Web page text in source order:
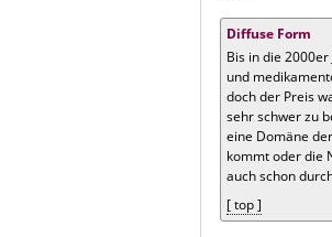
Diffuse Form
Bis in die
und
doch der Preis
sehr schwer zu
eine Domäne
kommt oder die
auch schon
[ top ]